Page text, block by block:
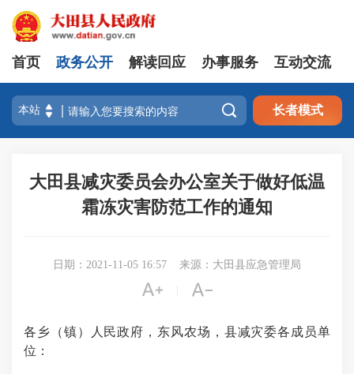
首页 政务公开 解读回应 办事服务 互动交流
 长者模式
大田县减灾委员会办公室关于做好低温
霜冻灾害防范工作的通知
日期：2021-11-05 16:57 来源：大田县应急管理局
 
各乡（镇）人民政府，东风农场，县减灾委各成员单
位：